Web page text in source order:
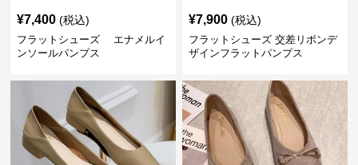
¥7,400 (税込)
フラットシューズ エナメルイ
ンソールパンプス
¥7,900 (税込)
フラットシューズ 交差リボンデ
ザインフラットパンプス